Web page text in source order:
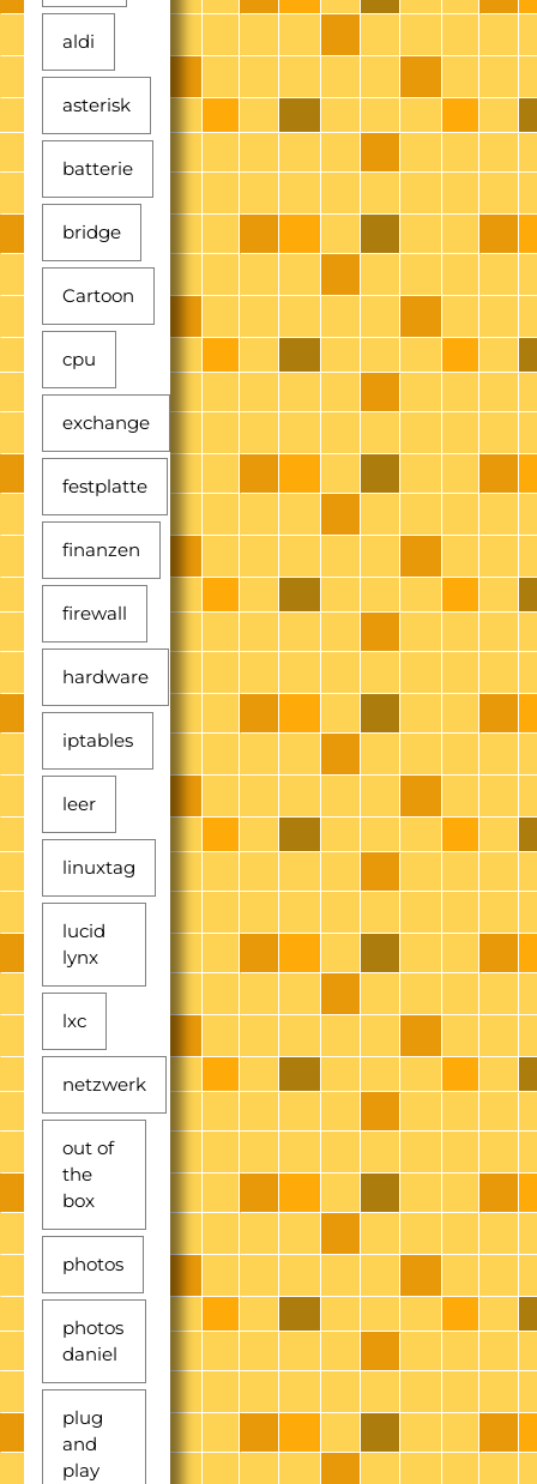
aldi
asterisk
batterie
bridge
Cartoon
cpu
exchange
festplatte
finanzen
firewall
hardware
iptables
leer
linuxtag
lucid
lynx
lxc
netzwerk
out of
the
box
photos
photos
daniel
plug
and
play